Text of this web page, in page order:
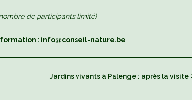
de participants limité)
: info@conseil-nature.be
Jardins vivants à Palenge : après la visite